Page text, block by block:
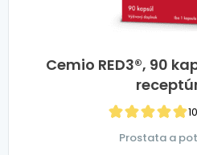
Cemio RED3®, 90
Prostata a